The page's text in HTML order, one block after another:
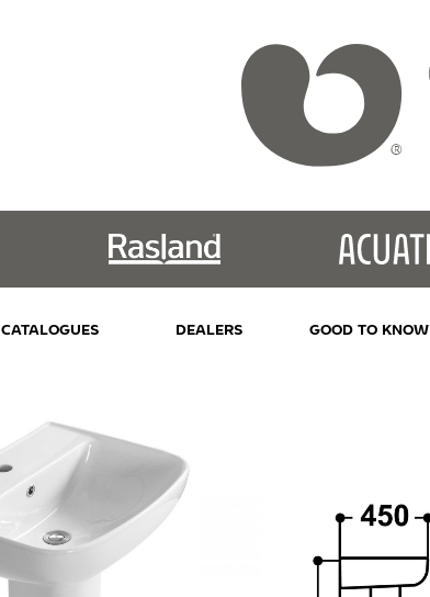
CATALOGUES DEALERS GOOD TO KNOW